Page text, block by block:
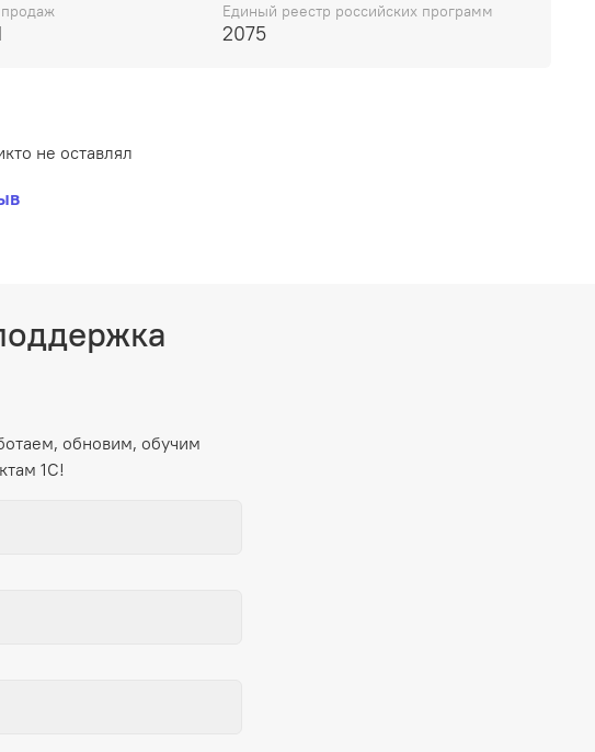
продаж Единый реестр российских программ
2075
не оставлял
обновим, обучим
1С!